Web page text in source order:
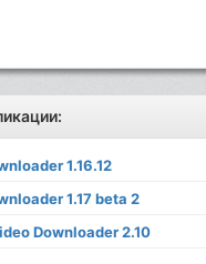
1.16.12
1.17 beta 2
Downloader 2.10